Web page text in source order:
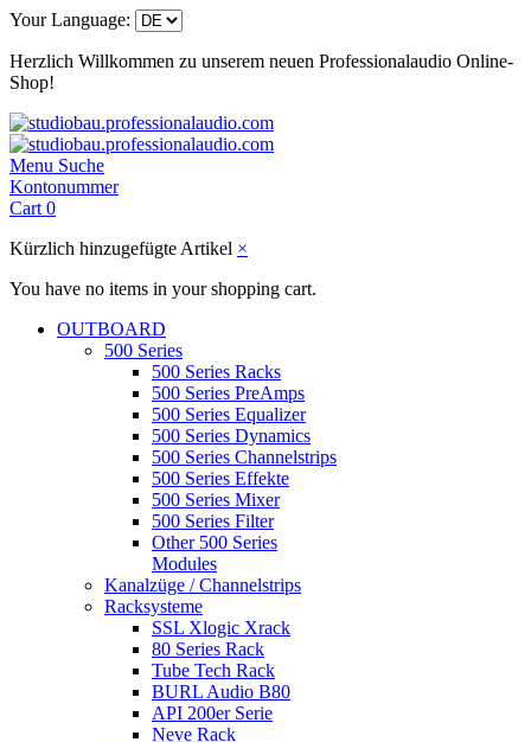
Your Language:
Herzlich Willkommen zu unserem neuen Professionalaudio Online-
Shop!
Menu Suche
Kontonummer
Cart 0
Kürzlich hinzugefügte Artikel ×
You have no items in your shopping cart.
OUTBOARD
500 Series
500 Series Racks
500 Series PreAmps
500 Series Equalizer
500 Series Dynamics
500 Series Channelstrips
500 Series Effekte
500 Series Mixer
500 Series Filter
Other 500 Series
Modules
Kanalzüge / Channelstrips
Racksysteme
SSL Xlogic Xrack
80 Series Rack
Tube Tech Rack
BURL Audio B80
API 200er Serie
Neve Rack